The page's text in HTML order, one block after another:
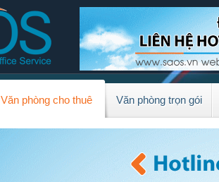
Văn phòng cho thuê Văn phòng trọn gói